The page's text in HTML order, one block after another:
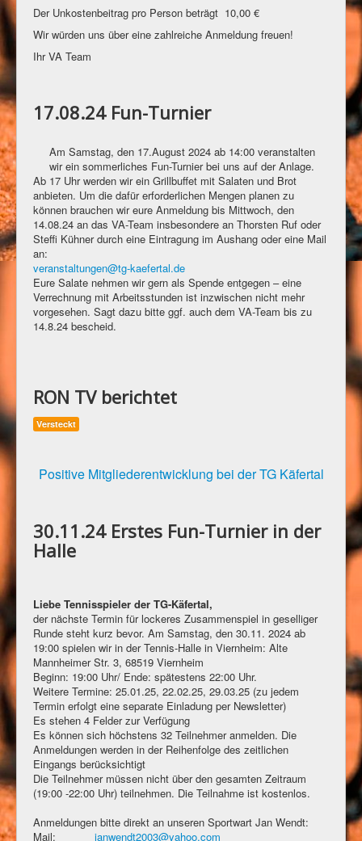
Der Unkostenbeitrag pro Person beträgt 10,00 €
Wir würden uns über eine zahlreiche Anmeldung freuen!
Ihr VA Team
17.08.24 Fun-Turnier
Am Samstag, den 17.August 2024 ab 14:00 veranstalten
wir ein sommerliches Fun-Turnier bei uns auf der Anlage.
Ab 17 Uhr werden wir ein Grillbuffet mit Salaten und Brot
anbieten. Um die dafür erforderlichen Mengen planen zu
können brauchen wir eure Anmeldung bis Mittwoch, den
14.08.24 an das VA-Team insbesondere an Thorsten Ruf oder
Steffi Kühner durch eine Eintragung im Aushang oder eine Mail
an:
veranstaltungen@tg-kaefertal.de
Eure Salate nehmen wir gern als Spende entgegen – eine
Verrechnung mit Arbeitsstunden ist inzwischen nicht mehr
vorgesehen. Sagt dazu bitte ggf. auch dem VA-Team bis zu
14.8.24 bescheid.
RON TV berichtet
Versteckt
Positive Mitgliederentwicklung bei der TG Käfertal
30.11.24 Erstes Fun-Turnier in der
Halle
Liebe Tennisspieler der TG-Käfertal,
der nächste Termin für lockeres Zusammenspiel in geselliger
Runde steht kurz bevor. Am Samstag, den 30.11. 2024 ab
19:00 spielen wir in der Tennis-Halle in Viernheim: Alte
Mannheimer Str. 3, 68519 Viernheim
Beginn: 19:00 Uhr/ Ende: spätestens 22:00 Uhr.
Weitere Termine: 25.01.25, 22.02.25, 29.03.25 (zu jedem
Termin erfolgt eine separate Einladung per Newsletter)
Es stehen 4 Felder zur Verfügung
Es können sich höchstens 32 Teilnehmer anmelden. Die
Anmeldungen werden in der Reihenfolge des zeitlichen
Eingangs berücksichtigt
Die Teilnehmer müssen nicht über den gesamten Zeitraum
(19:00 -22:00 Uhr) teilnehmen. Die Teilnahme ist kostenlos.
Anmeldungen bitte direkt an unseren Sportwart Jan Wendt:
Mail: janwendt2003@yahoo.com